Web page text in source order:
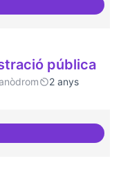
i re-avaluació
pública
2 anys
de l'administració